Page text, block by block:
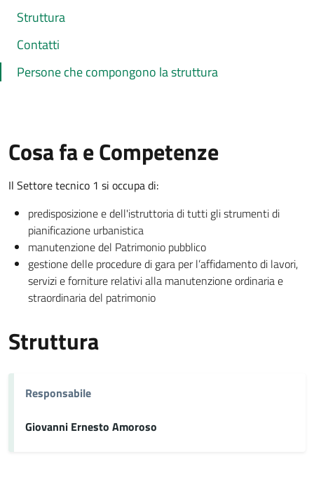
Struttura
Contatti
Persone che compongono la struttura
Cosa fa e Competenze
Il Settore tecnico 1 si occupa di:
predisposizione e dell'istruttoria di tutti gli strumenti di
pianificazione urbanistica
manutenzione del Patrimonio pubblico
gestione delle procedure di gara per l’affidamento di lavori,
servizi e forniture relativi alla manutenzione ordinaria e
straordinaria del patrimonio
Struttura
Responsabile
Giovanni Ernesto Amoroso